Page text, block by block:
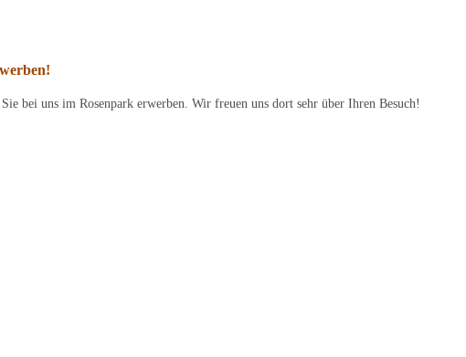
Sie bei uns im Rosenpark erwerben. Wir freuen uns dort sehr über Ihren Besuch!